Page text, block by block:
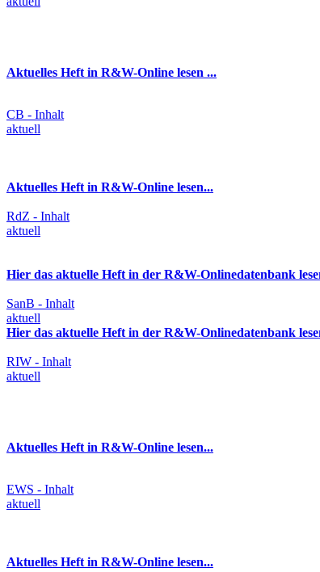
Aktuelles Heft in R&W-Online lesen ...
CB - Inhalt
aktuell
Aktuelles Heft in R&W-Online lesen...
RdZ - Inhalt
aktuell
Hier das aktuelle Heft in der R&W-Onlinedatenbank
SanB - Inhalt
aktuell
Hier das aktuelle Heft in der R&W-Onlinedatenbank
RIW - Inhalt
aktuell
Aktuelles Heft in R&W-Online lesen...
EWS - Inhalt
aktuell
Aktuelles Heft in R&W-Online lesen...